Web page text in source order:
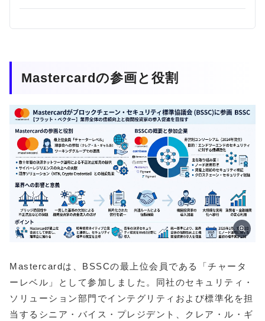
Mastercardの参画と役割
Mastercardは、BSSCの最上位会員である「チャータ
ーレベル」として参加しました。同社のセキュリティ・
ソリューション部門でインテグリティおよび標準化を担
当するシニア・バイス・プレジデント、クレア・ル・ギ